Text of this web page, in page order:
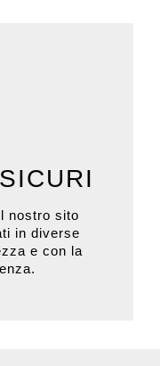
nostro sito
in diverse
e con la